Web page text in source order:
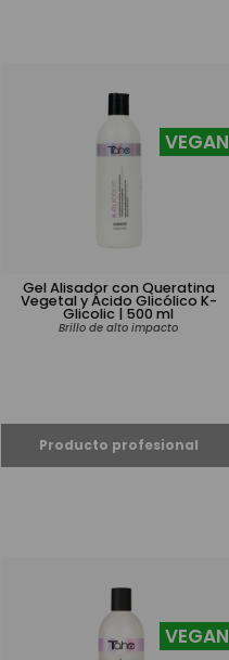
Gel Alisador con Queratina
Vegetal y Ácido Glicólico K-
Glicolic | 500 ml
Brillo de alto impacto
VEGAN
VEGAN